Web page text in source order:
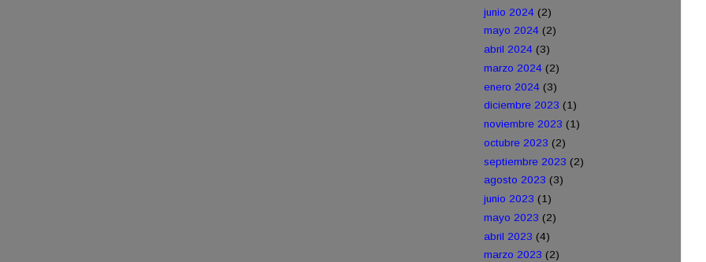
junio 2024 (2)
mayo 2024 (2)
abril 2024 (3)
marzo 2024 (2)
enero 2024 (3)
diciembre 2023 (1)
noviembre 2023 (1)
octubre 2023 (2)
septiembre 2023 (2)
agosto 2023 (3)
junio 2023 (1)
mayo 2023 (2)
abril 2023 (4)
marzo 2023 (2)